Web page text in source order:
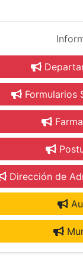
Formularios
Dirección de